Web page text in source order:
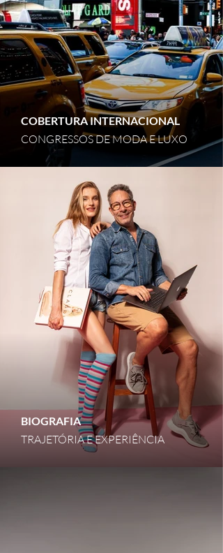
COBERTURA INTERNACIONAL
CONGRESSOS DE MODA E LUXO
BIOGRAFIA
TRAJETÓRIA E EXPERIÊNCIA